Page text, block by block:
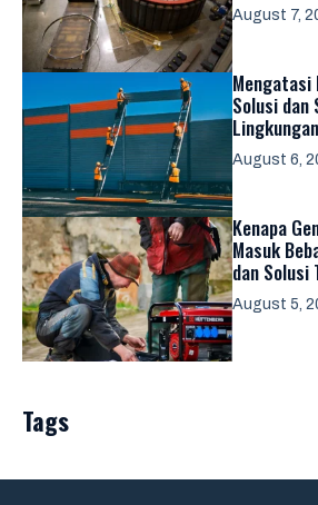
August 7,
Mengatasi
Solusi
August 6,
Kenapa
Masuk
dan Solusi
August 5,
Tags